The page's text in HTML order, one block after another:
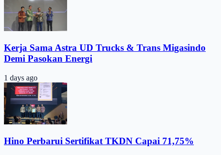
Kerja Sama Astra UD Trucks & Trans Migasindo
Demi Pasokan Energi
1 days ago
Hino Perbarui Sertifikat TKDN Capai 71,75%